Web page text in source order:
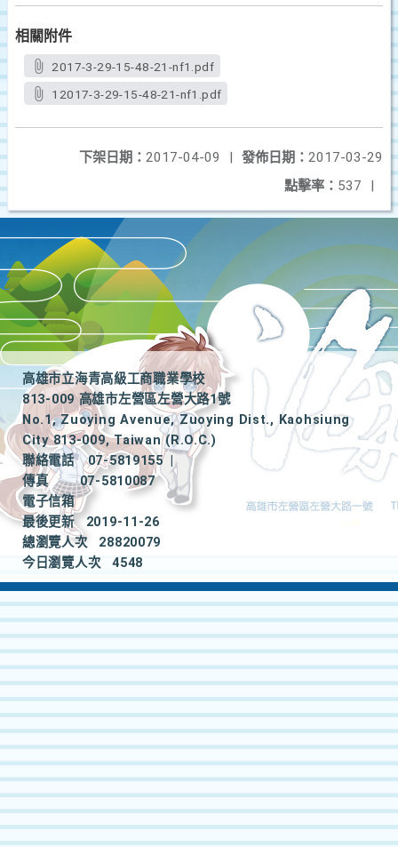
相關附件
2017-3-29-15-48-21-nf1.pdf
12017-3-29-15-48-21-nf1.pdf
發佈日期： 2017-03-29
下架日期： 2017-04-09
|
點擊率： 537 |
高雄市立海青高級工商職業學校
813-009 高雄市左營區左營大路1號
No.1, Zuoying Avenue, Zuoying Dist., Kaohsiung
City 813-009, Taiwan (R.O.C.)
聯絡電話
07-5819155
|
傳真
07-5810087
電子信箱
最後更新
2019-11-26
總瀏覽人次
28820079
今日瀏覽人次
4548